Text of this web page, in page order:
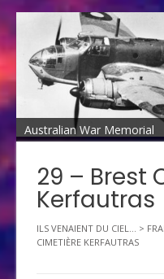
Australian War Memorial
29 – Brest
Kerfautras
ILS VENAIENT DU CIEL... >
CIMETIÈRE KERFAUTRAS